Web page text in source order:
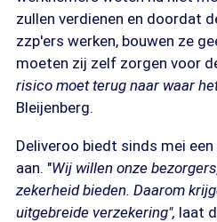
zullen verdienen en doordat
zzp'ers werken, bouwen ze
moeten zij zelf zorgen voor
risico moet terug naar waar
Bleijenberg.
Deliveroo biedt sinds mei
aan. "Wij willen onze
zekerheid bieden. Daarom
uitgebreide verzekering", laat